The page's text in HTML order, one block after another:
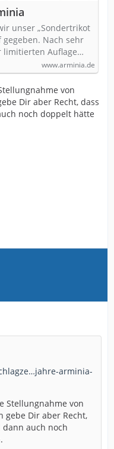
unser „Sondertrikot
gegeben. Nach sehr
limitierten Auflage…
www.arminia.de
von
Dir aber Recht, dass
noch doppelt hätte
arminia-
Stellungnahme von
gebe Dir aber Recht,
auch noch